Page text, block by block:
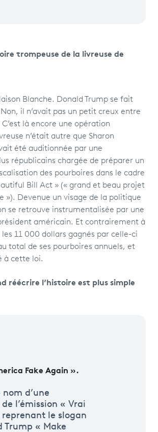
trompeuse de la livreuse de
Blanche. Donald Trump se fait
il n’avait pas un petit creux entre
là encore une opération
n’était autre que Sharon
été auditionnée par une
républicains chargée de préparer un
des pourboires dans le cadre
Bill Act » (« grand et beau projet
»). Devenue un visage de la politique
se retrouve instrumentalisée par une
américain. Et contrairement à
11 000 dollars gagnés par celle-ci
total de ses pourboires annuels, et
à cette loi.
réécrire l’histoire est plus simple
Fake Again ».
nom d’une
l’émission « Vrai
reprenant le slogan
Trump « Make